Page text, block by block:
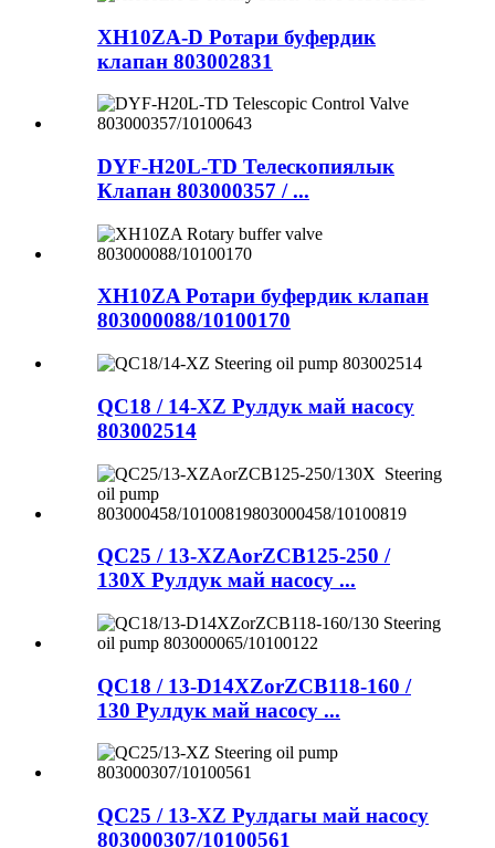
XH10ZA-D Ротари буфердик
клапан 803002831
DYF-H20L-TD Телескопиялык
Клапан 803000357 / ...
XH10ZA Ротари буфердик клапан
803000088/10100170
QC18 / 14-XZ Рулдук май насосу
803002514
QC25 / 13-XZAorZCB125-250 /
130X Рулдук май насосу ...
QC18 / 13-D14XZorZCB118-160 /
130 Рулдук май насосу ...
QC25 / 13-XZ Рулдагы май насосу
803000307/10100561